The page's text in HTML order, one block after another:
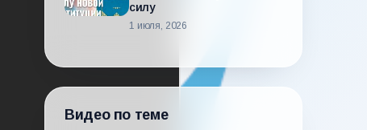
силу
1 июля, 2026
Видео по теме